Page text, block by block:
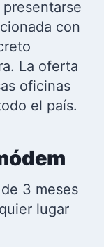
con
La oferta
oficinas
el país.
3 meses
lugar